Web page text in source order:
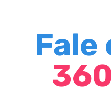
Fale